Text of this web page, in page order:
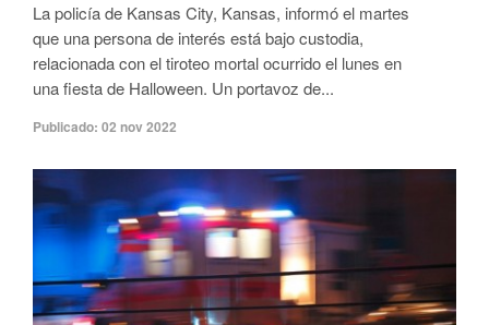
La policía de Kansas City, Kansas, informó el martes
que una persona de interés está bajo custodia,
relacionada con el tiroteo mortal ocurrido el lunes en
una fiesta de Halloween. Un portavoz de...
Publicado: 02 nov 2022